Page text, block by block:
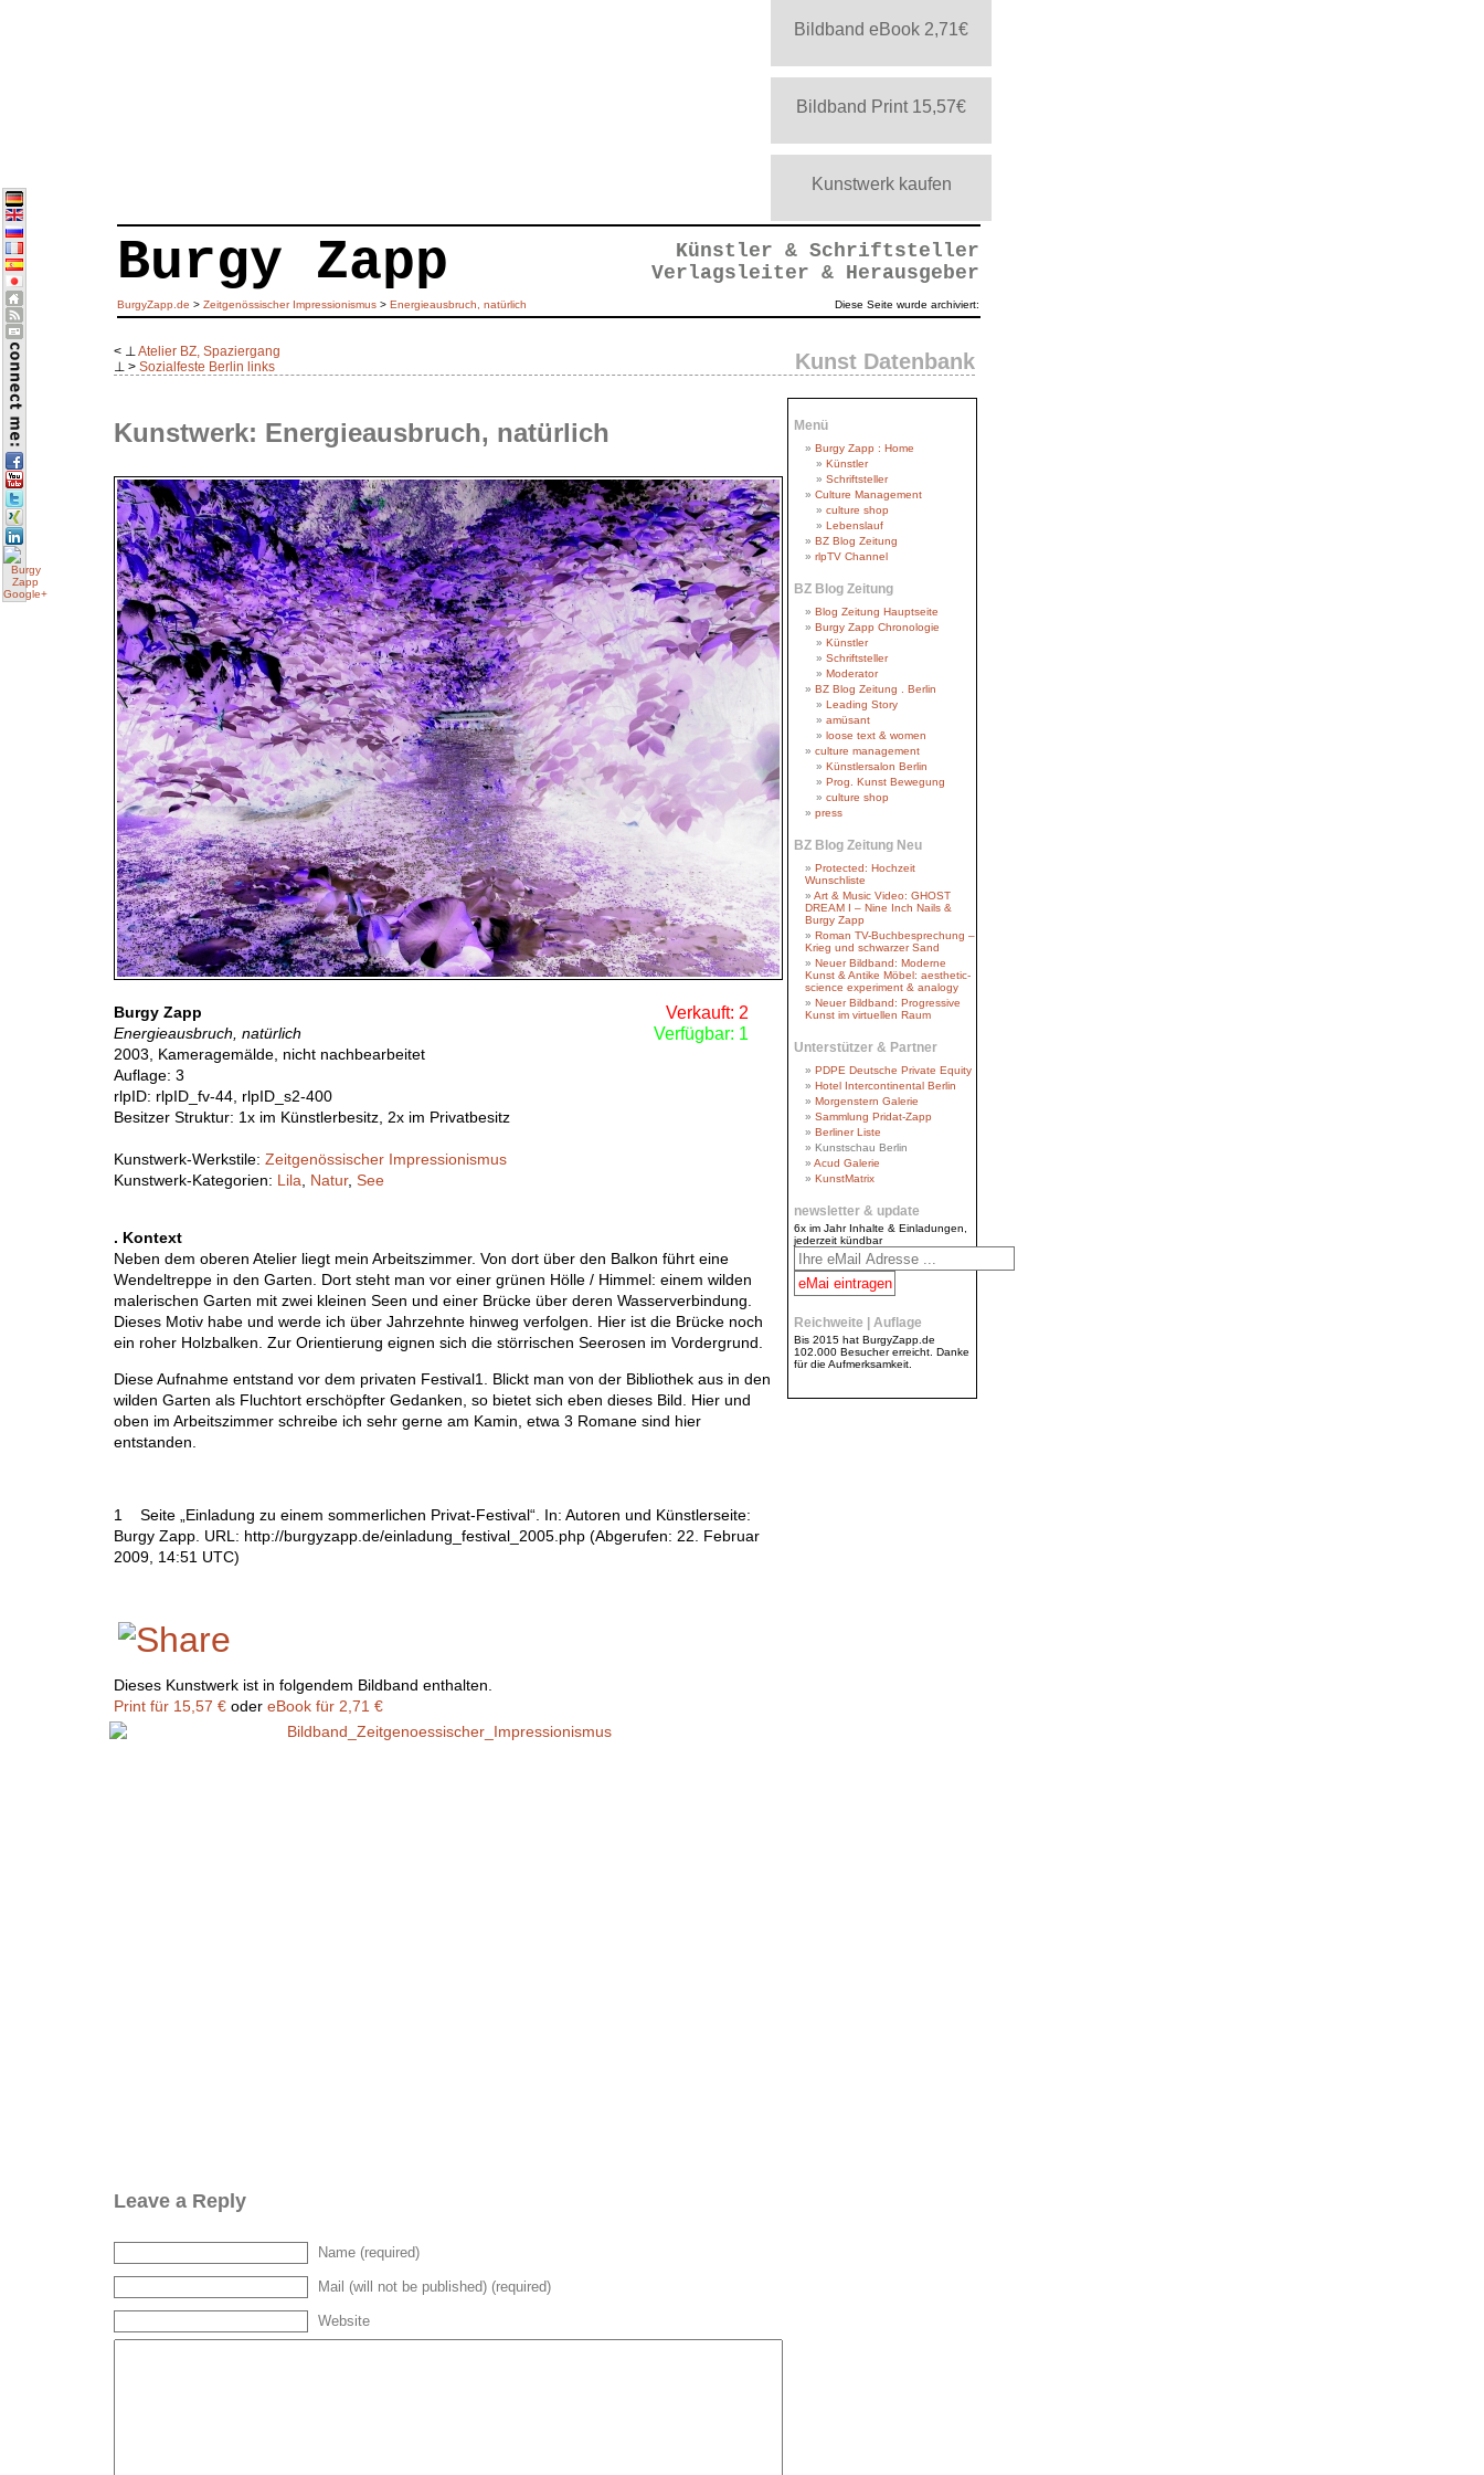
Bildband eBook 2,71€
Bildband Print 15,57€
Kunstwerk kaufen
Burgy Zapp
Künstler & Schriftsteller
Verlagsleiter & Herausgeber
Diese Seite wurde archiviert:
BurgyZapp.de > Zeitgenössischer Impressionismus > Energieausbruch, natürlich
Kunst Datenbank
< ⊥Atelier BZ, Spaziergang
⊥ > Sozialfeste Berlin links
Kunstwerk: Energieausbruch, natürlich
Verkauft: 2
Verfügbar: 1
Burgy Zapp
Energieausbruch, natürlich
2003, Kameragemälde, nicht nachbearbeitet
Auflage: 3
rlpID: rlpID_fv-44, rlpID_s2-400
Besitzer Struktur: 1x im Künstlerbesitz, 2x im Privatbesitz
Kunstwerk-Werkstile: Zeitgenössischer Impressionismus
Kunstwerk-Kategorien: Lila Natur, See
. Kontext
Neben dem oberen Atelier liegt mein Arbeitszimmer. Von dort über den Balkon führt eine
Wendeltreppe in den Garten. Dort steht man vor einer grünen Hölle / Himmel: einem wilden
malerischen Garten mit zwei kleinen Seen und einer Brücke über deren Wasserverbindung.
Dieses Motiv habe und werde ich über Jahrzehnte hinweg verfol­gen. Hier ist die Brücke noch
ein roher Holzbalken. Zur Orientierung eignen sich die stör­rischen Seerosen im Vordergrund.
Diese Aufnahme entstand vor dem privaten Festival1. Blickt man von der Bibliothek aus in den
wilden Garten als Fluchtort erschöpfter Gedanken, so bietet sich eben dieses Bild. Hier und
oben im Arbeitszimmer schreibe ich sehr gerne am Kamin, etwa 3 Romane sind hier
entstanden.
1 Seite „Einladung zu einem sommerlichen Privat-Festival“. In: Autoren und Künstlerseite:
Burgy Zapp. URL: http://burgyzapp.de/einladung_festival_2005.php (Abgerufen: 22. Februar
2009, 14:51 UTC)
Dieses Kunstwerk ist in folgendem Bildband enthalten.
Print für 15,57 € oder eBook für 2,71 €
Leave a Reply
Name (required)
Mail (will not be published) (required)
Website
Menü
Burgy Zapp : Home
Künstler
Schriftsteller
Culture Management
culture shop
Lebenslauf
BZ Blog Zeitung
rlpTV Channel
BZ Blog Zeitung
Blog Zeitung Hauptseite
Burgy Zapp Chronologie
Künstler
Schriftsteller
Moderator
BZ Blog Zeitung . Berlin
Leading Story
amüsant
loose text & women
culture management
Künstlersalon Berlin
Prog. Kunst Bewegung
culture shop
press
BZ Blog Zeitung Neu
Protected: Hochzeit
Wunschliste
Art & Music Video: GHOST
DREAM I – Nine Inch Nails &
Burgy Zapp
Roman TV-Buchbesprechung –
Krieg und schwarzer Sand
Neuer Bildband: Moderne
Kunst & Antike Möbel: aesthetic-
science experiment & analogy
Neuer Bildband: Progressive
Kunst im virtuellen Raum
Unterstützer & Partner
PDPE Deutsche Private Equity
Hotel Intercontinental Berlin
Morgenstern Galerie
Sammlung Pridat-Zapp
Berliner Liste
Kunstschau Berlin
Acud Galerie
KunstMatrix
newsletter & update
6x im Jahr Inhalte & Einladungen,
jederzeit kündbar
Reichweite | Auflage
Bis 2015 hat BurgyZapp.de
102.000 Besucher erreicht. Danke
für die Aufmerksamkeit.